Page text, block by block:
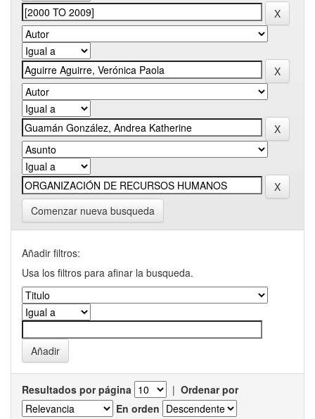
Comenzar nueva busqueda
Añadir filtros:
Usa los filtros para afinar la busqueda.
Resultados por página | Ordenar por
En orden